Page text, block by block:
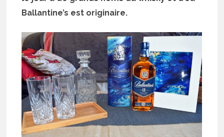
Ballantine’s est originaire.